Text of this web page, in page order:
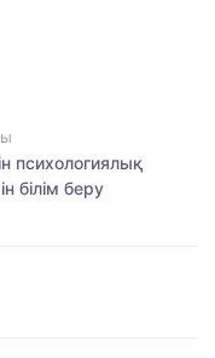
психологиялық
білім беру